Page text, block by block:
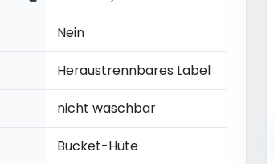
Nein
Heraustrennbares Label
nicht waschbar
Bucket-Hüte